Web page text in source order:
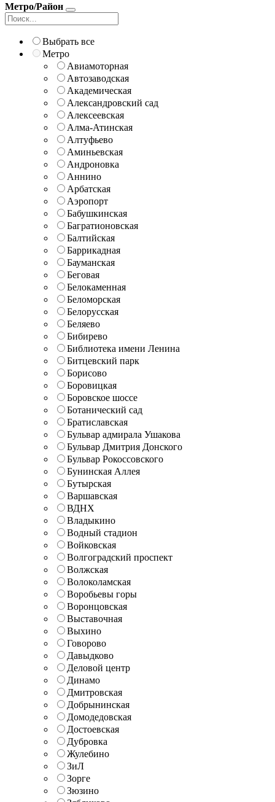
Метро/Район
Выбрать все
Метро
Авиамоторная
Автозаводская
Академическая
Александровский сад
Алексеевская
Алма-Атинская
Алтуфьево
Аминьевская
Андроновка
Аннино
Арбатская
Аэропорт
Бабушкинская
Багратионовская
Балтийская
Баррикадная
Бауманская
Беговая
Белокаменная
Беломорская
Белорусская
Беляево
Бибирево
Библиотека имени Ленина
Битцевский парк
Борисово
Боровицкая
Боровское шоссе
Ботанический сад
Братиславская
Бульвар адмирала Ушакова
Бульвар Дмитрия Донского
Бульвар Рокоссовского
Бунинская Аллея
Бутырская
Варшавская
ВДНХ
Владыкино
Водный стадион
Войковская
Волгоградский проспект
Волжская
Волоколамская
Воробьевы горы
Воронцовская
Выставочная
Выхино
Говорово
Давыдково
Деловой центр
Динамо
Дмитровская
Добрынинская
Домодедовская
Достоевская
Дубровка
Жулебино
ЗиЛ
Зорге
Зюзино